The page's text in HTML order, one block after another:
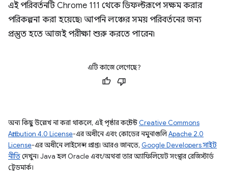
এই পরিবর্তনটি Chrome 111 থেকে ডিফল্টরূপে সক্ষম করার
পরিকল্পনা করা হয়েছে৷ আপনি লঞ্চের সময় পরিবর্তনের জন্য
প্রস্তুত হতে আজই পরীক্ষা শুরু করতে পারেন৷
এটি কাজে লেগেছে?
অন্য কিছু উল্লেখ না করা থাকলে, এই পৃষ্ঠার কন্টেন্ট Creative Commons
Attribution 4.0 License-এর অধীনে এবং কোডের নমুনাগুলিApache 2.0
License-এর অধীনে লাইসেন্স প্রাপ্ত। আরও জানতে, Google Developers সাইট
নীতিদেখুন। Java হল Oracle এবং/অথবা তার অ্যাফিলিয়েট সংস্থার রেজিস্টার্ড
ট্রেডমার্ক।